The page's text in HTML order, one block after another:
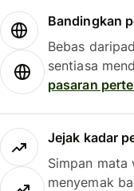
Bandingkan
Bebas
sentiasa
pasaran
Jejak kadar
Simpan mata
menyemak